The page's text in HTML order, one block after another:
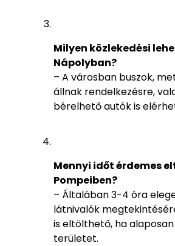
Milyen közlekedési
Nápolyban?
– A városban buszok,
állnak rendelkezésre,
bérelhető autók is
Mennyi időt érdemes
Pompeiben?
– Általában 3-4 óra
látnivalók
is eltölthető, ha
területet.